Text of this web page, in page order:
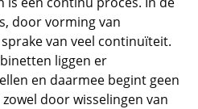
door vorming van
van veel continuïteit.
liggen er
en daarmee begint geen
door wisselingen van